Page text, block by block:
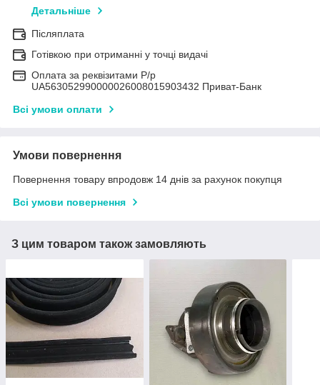
Детальніше
Післяплата
Готівкою при отриманні у точці видачі
Оплата за реквізитами Р/р
UA563052990000026008015903432 Приват-Банк
Всі умови оплати
Умови повернення
Повернення товару впродовж 14 днів за рахунок покупця
Всі умови повернення
З цим товаром також замовляють